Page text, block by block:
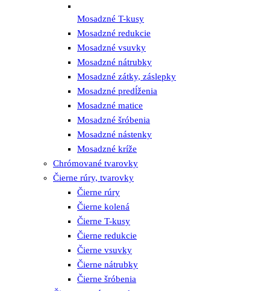
Mosadzné T-kusy
Mosadzné redukcie
Mosadzné vsuvky
Mosadzné nátrubky
Mosadzné zátky, záslepky
Mosadzné predĺženia
Mosadzné matice
Mosadzné šróbenia
Mosadzné nástenky
Mosadzné kríže
Chrómované tvarovky
Čierne rúry, tvarovky
Čierne rúry
Čierne kolená
Čierne T-kusy
Čierne redukcie
Čierne vsuvky
Čierne nátrubky
Čierne šróbenia